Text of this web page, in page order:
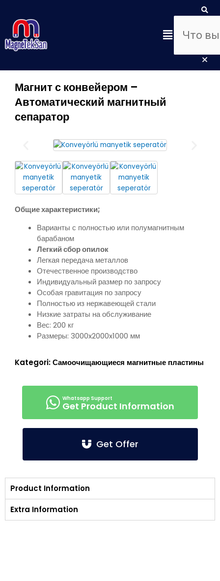
содержимому
Меню
Магнит с конвейером –
Автоматический магнитный
сепаратор
Общие характеристики;
Варианты с полностью или полумагнитным
барабаном
Легкий сбор опилок
Легкая передача металлов
Отечественное производство
Индивидуальный размер по запросу
Особая гравитация по запросу
Полностью из нержавеющей стали
Низкие затраты на обслуживание
Вес: 200 кг
Размеры: 3000x2000x1000 мм
Kategori:Самоочищающиеся магнитные пластины
Get Product Information
Get Offer
Product Information
Extra Information